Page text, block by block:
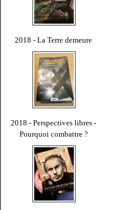
2018 - La Terre demeure
2018 - Perspectives libres -
Pourquoi combattre ?